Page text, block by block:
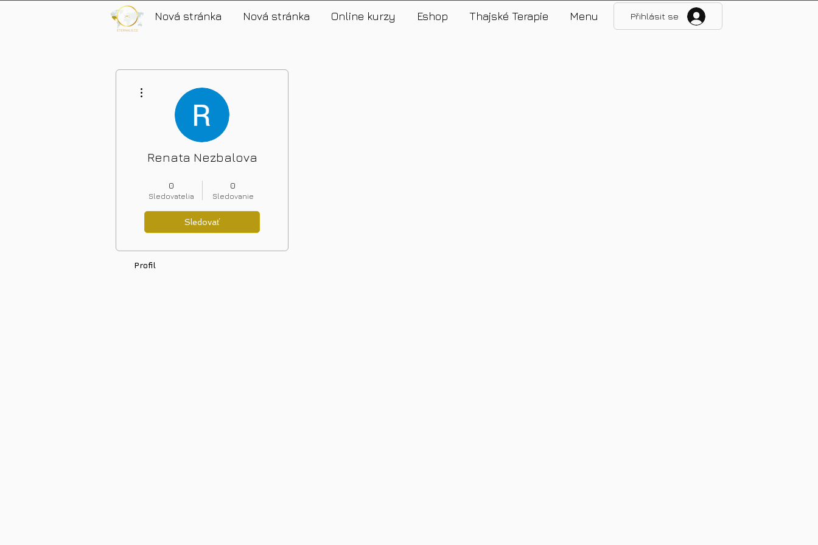
Nová stránka Nová stránka Online kurzy Eshop Thajské Terapie Menu Přihlásit se
Renata Nezbalova
0
Sledovatelia
0
Sledovanie
Sledovať
Profil